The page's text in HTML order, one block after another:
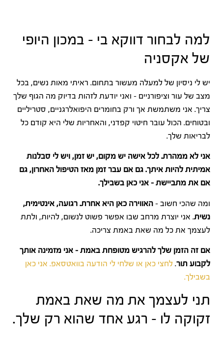
למה לבחור דווקא בי – במכון היופי
של אקסניה
יש לי ניסיון של למעלה מעשור בתחום. ראיתי מאות נשים, בכל
מצב של עור וציפורניים – ואני יודעת לזהות בדיוק מה הגוף שלך
צריך. אני משתמשת אך ורק בחומרים היפואלרגניים, סטריליים
ובטוחים. הכול עובר חיטוי קפדני, והאחריות שלי היא קודם כל
לבריאות שלך.
אני לא ממהרת. לכל אישה יש מקום, יש זמן, ויש לי סבלנות
אמיתית להיות איתך. גם אם עבר זמן מאז הטיפול האחרון, גם
אם את מתביישת – אני כאן בשבילך.
ומה שהכי חשוב – האווירה כאן היא אחרת. רגועה, אינטימית,
נשית. אני יוצרת מרחב שבו אפשר פשוט לנשום, להיות, ולתת
לעצמך את כל מה שאת באמת צריכה.
אם זה הזמן שלך להרגיש מטופחת באמת – אני מזמינה אותך
לקבוע תור. לחצי כאן או שלחי לי הודעה בוואטסאפ. אני כאן
בשבילך.
תני לעצמך את מה שאת באמת
זקוקה לו – רגע אחד שהוא רק שלך.